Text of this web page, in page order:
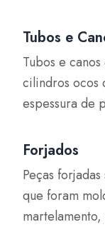
Tubos e
Tubos e
cilindros ocos
espessura de
Forjados
Peças
que foram